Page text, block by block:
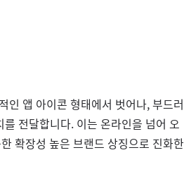
인 앱 아이콘 형태에서 벗어나, 부드러
전달합니다. 이는 온라인을 넘어 오
확장성 높은 브랜드 상징으로 진화한